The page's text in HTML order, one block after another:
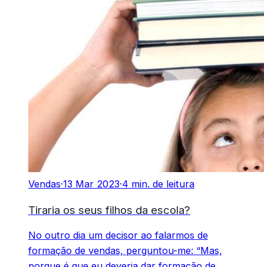
Vendas·13 Mar 2023·4 min. de leitura
Tiraria os seus filhos da escola?
No outro dia um decisor ao falarmos de
formação de vendas, perguntou-me: “Mas,